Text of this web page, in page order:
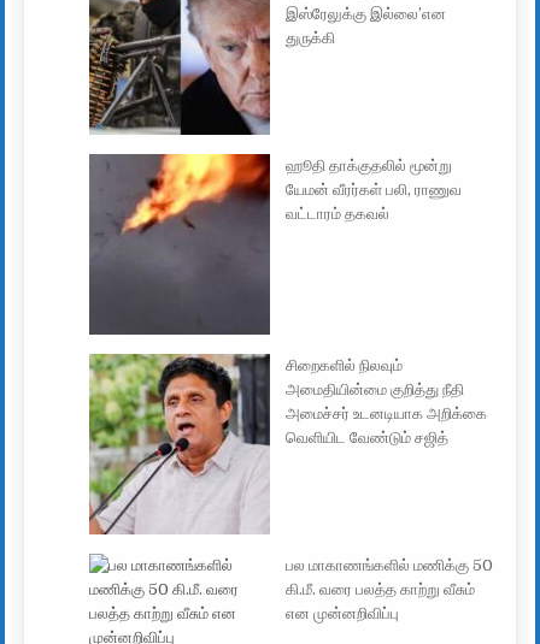
இஸ்ரேலுக்கு இல்லை’என
துருக்கி
ஹூதி தாக்குதலில் மூன்று
யேமன் வீரர்கள் பலி, ராணுவ
வட்டாரம் தகவல்
சிறைகளில் நிலவும்
அமைதியின்மை குறித்து நீதி
அமைச்சர் உடனடியாக அறிக்கை
வெளியிட வேண்டும் சஜித்
பல மாகாணங்களில் மணிக்கு 50
கி.மீ. வரை பலத்த காற்று வீசும்
என முன்னறிவிப்பு